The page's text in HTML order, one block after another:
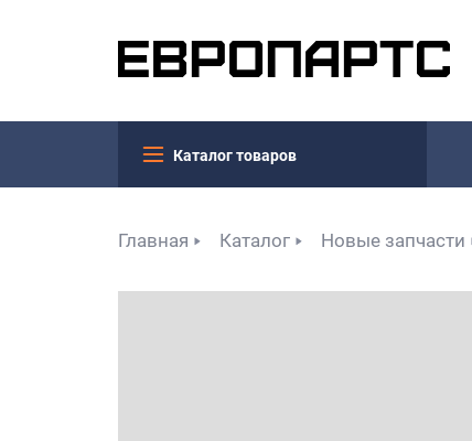
Каталог товаров
Главная Каталог Новые запчасти